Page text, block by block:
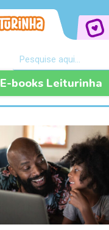
E-books Leiturinha